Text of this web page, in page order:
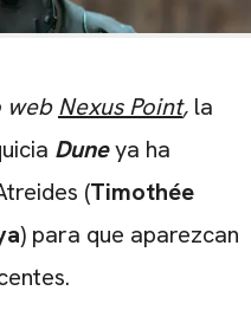
webNexus Point, la
Duneya ha
(Timothée
) para que aparezcan